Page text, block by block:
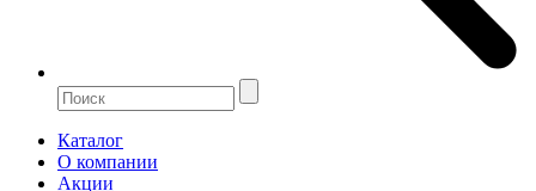
Каталог
О компании
Акции